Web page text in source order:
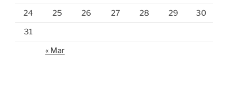
24 25 26 27 28 29 30
31
« Mar